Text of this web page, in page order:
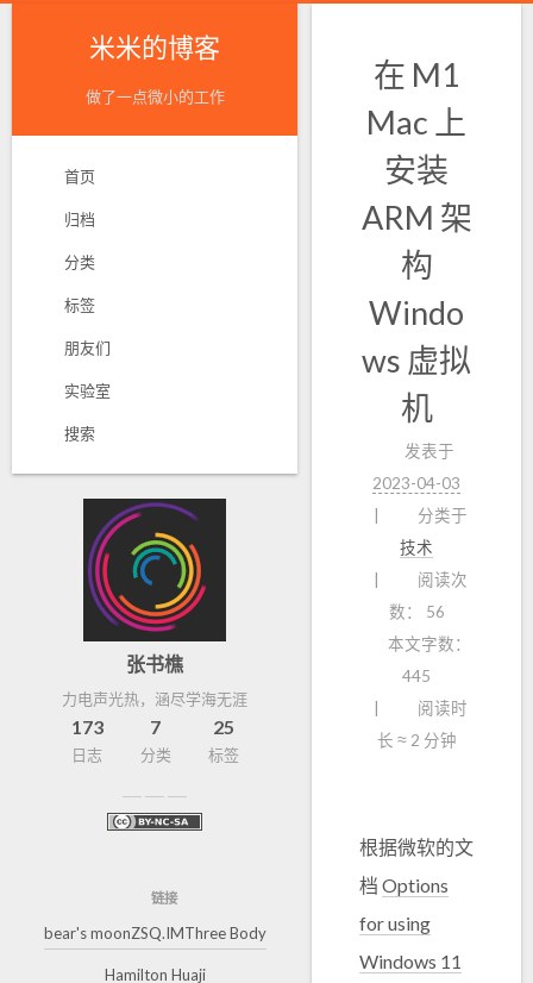
米米的博客
做了一点微小的工作
首页
归档
分类
标签
朋友们
实验室
搜索
张书樵
力电声光热，涵尽学海无涯
173
日志
7
分类
25
标签
链接
bear's moonZSQ.IMThree Body
Hamilton Huaji
在 M1
Mac 上
安装
ARM 架
构
Windo
ws 虚拟
机
发表于
2023-04-03
分类于
技术
阅读次
数：
56
本文字数：
445
阅读时
长 ≈ 2 分钟
根据微软的文
档 Options
for using
Windows 11